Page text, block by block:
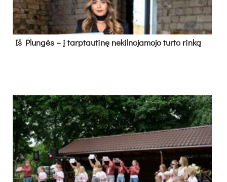
Iš Plungės – į tarptautinę nekilnojamojo turto rinką